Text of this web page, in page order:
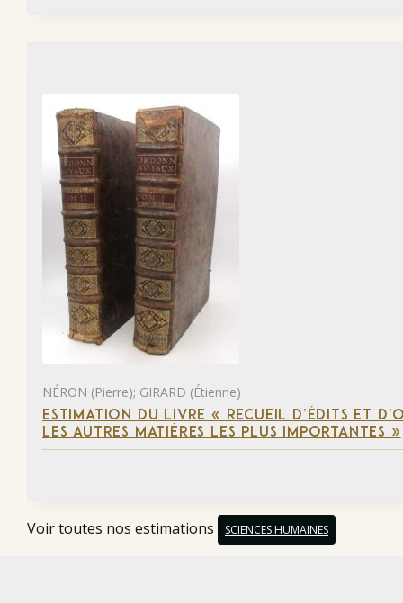
NÉRON (Pierre); GIRARD (Étienne)
ESTIMATION DU LIVRE « RECUEIL D’ÉDITS ET
LES AUTRES MATIÈRES LES PLUS IMPORTANTES »
Voir toutes nos estimations SCIENCES HUMAINES